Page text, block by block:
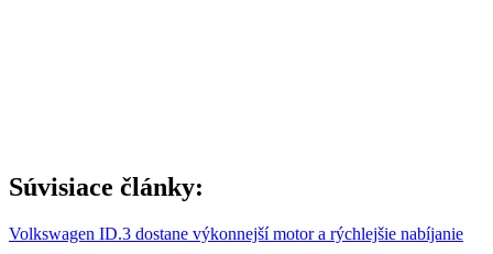
Súvisiace články:
Volkswagen ID.3 dostane výkonnejší motor a rýchlejšie nabíjanie